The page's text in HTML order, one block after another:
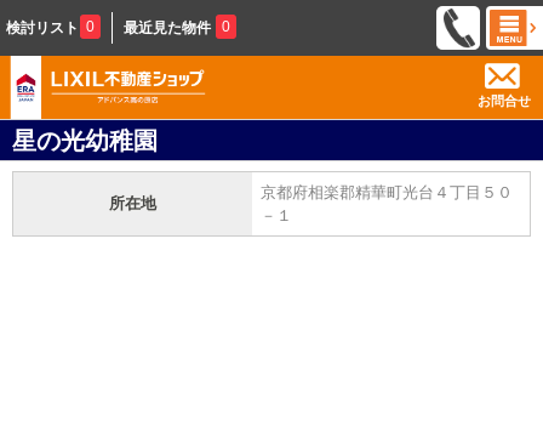
検討リスト 0 最近見た物件 0
お問合せ
星の光幼稚園
所在地
京都府相楽郡精華町光台４丁目５０
－１